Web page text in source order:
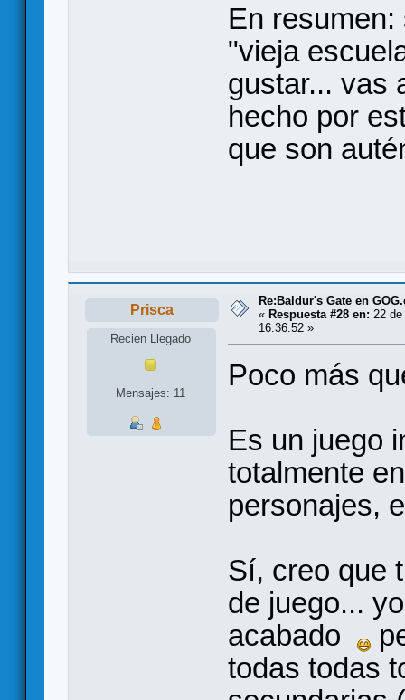
En
"vieja
gustar... vas
hecho por
que son
Prisca
Recien Llegado
Mensajes: 11
Re:Baldur's Gate en
« Respuesta #28 en: 22
16:36:52 »
Poco más
Es un juego
totalmente
personajes,
Sí, creo que
de juego...
acabado
todas todas